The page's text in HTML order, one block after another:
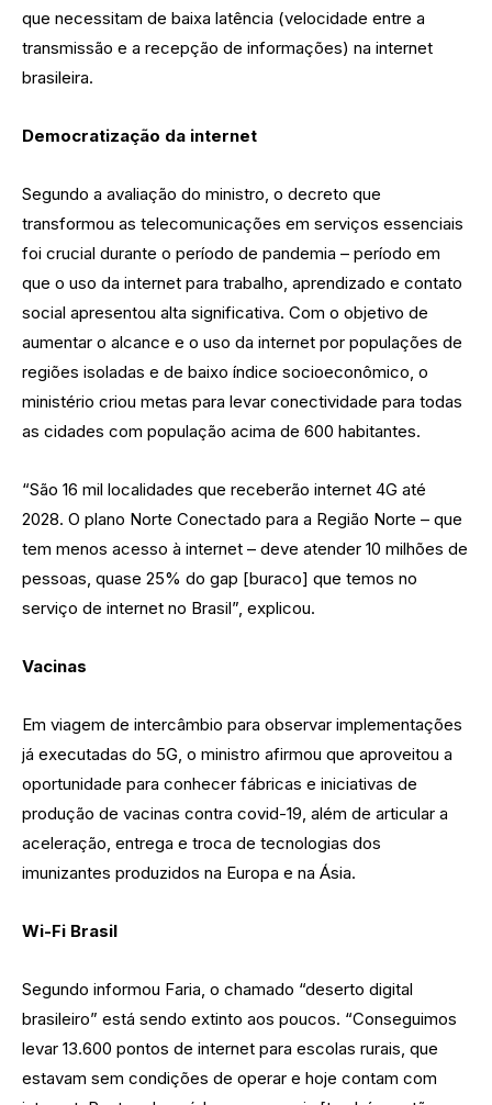
que necessitam de baixa latência (velocidade entre a
transmissão e a recepção de informações) na internet
brasileira.
Democratização da internet
Segundo a avaliação do ministro, o decreto que
transformou as telecomunicações em serviços essenciais
foi crucial durante o período de pandemia – período em
que o uso da internet para trabalho, aprendizado e contato
social apresentou alta significativa. Com o objetivo de
aumentar o alcance e o uso da internet por populações de
regiões isoladas e de baixo índice socioeconômico, o
ministério criou metas para levar conectividade para todas
as cidades com população acima de 600 habitantes.
“São 16 mil localidades que receberão internet 4G até
2028. O plano Norte Conectado para a Região Norte – que
tem menos acesso à internet – deve atender 10 milhões de
pessoas, quase 25% do gap [buraco] que temos no
serviço de internet no Brasil”, explicou.
Vacinas
Em viagem de intercâmbio para observar implementações
já executadas do 5G, o ministro afirmou que aproveitou a
oportunidade para conhecer fábricas e iniciativas de
produção de vacinas contra covid-19, além de articular a
aceleração, entrega e troca de tecnologias dos
imunizantes produzidos na Europa e na Ásia.
Wi-Fi Brasil
Segundo informou Faria, o chamado “deserto digital
brasileiro” está sendo extinto aos poucos. “Conseguimos
levar 13.600 pontos de internet para escolas rurais, que
estavam sem condições de operar e hoje contam com